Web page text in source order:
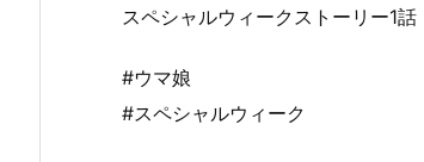
スペシャルウィークストーリー1話
#ウマ娘
#スペシャルウィーク